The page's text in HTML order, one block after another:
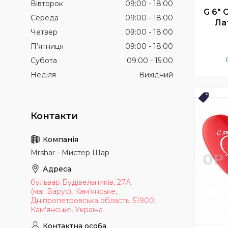
G 6"
Вівторок 09:00
18:00
Середа
09:00
18:00
Четвер
09:00
18:00
Пʼятниця
09:00
18:00
Субота
09:00
15:00
Неділя
Вихідний
Mrshar - Мистер Шар
бульвар Будівельників, 27А
(маг.Варус), Кам’янське,
Дніпропетровська область, 51900,
Кам'янське, Україна